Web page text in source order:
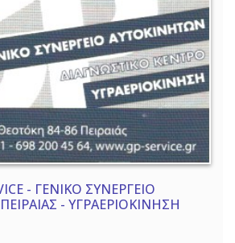
- ΓΕΝΙΚΟ ΣΥΝΕΡΓΕΙΟ
- ΥΓΡΑΕΡΙΟΚΙΝΗΣΗ